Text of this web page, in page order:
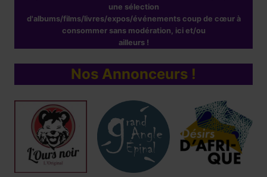
une sélection
d'albums/films/livres/expos/événements coup de cœur à
consommer sans modération, ici et/ou
ailleurs !
Nos Annonceurs !